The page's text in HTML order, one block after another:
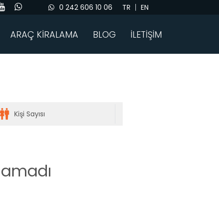
0 242 606 10 06 TR EN
ARAÇ KİRALAMA BLOG İLETİŞİM